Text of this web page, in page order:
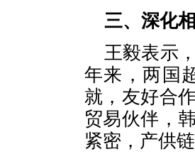
三、深化
王毅表示
年来，两国
就，友好合
贸易伙伴，
紧密，产供